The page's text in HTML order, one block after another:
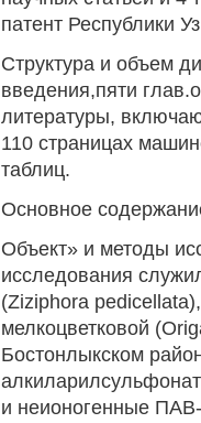
патент Республики
Структура и объем
введения,пяти
литературы,
110 страницах
таблиц.
Основное
Объект» и методы
исследования
(Ziziphora
мелкоцветковой
Бостонлыкском
и неионогенные